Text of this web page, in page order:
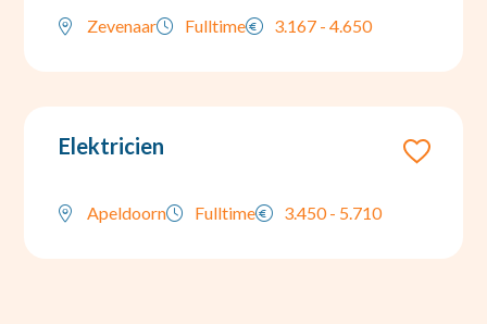
Zevenaar Fulltime 3.167 - 4.650
Elektricien
Apeldoorn Fulltime 3.450 - 5.710